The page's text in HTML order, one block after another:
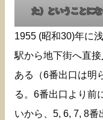
た）ということにな
1955 (昭和30)年に
駅から地下街へ直
ある（6番出口は明
る。6番出口より前
いから、5, 6, 7, 8番